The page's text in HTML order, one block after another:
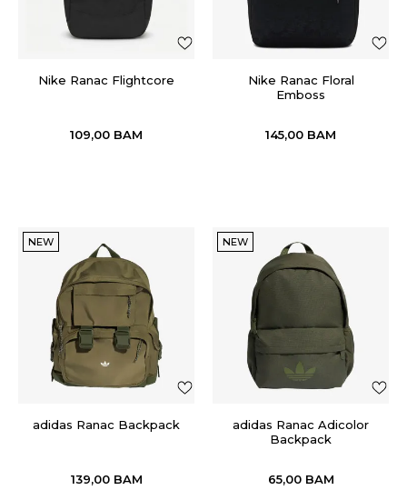
Nike Ranac Flightcore
109,00 BAM
Nike Ranac Floral
Emboss
145,00 BAM
NEW
adidas Ranac Backpack
139,00 BAM
NEW
adidas Ranac Adicolor
Backpack
65,00 BAM